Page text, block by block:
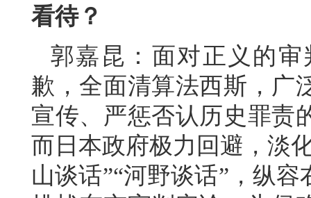
看待？
郭嘉昆：面对正义的
歉，全面清算法西斯，广
宣传、严惩否认历史罪责
而日本政府极力回避，淡
山谈话”“河野谈话”，纵